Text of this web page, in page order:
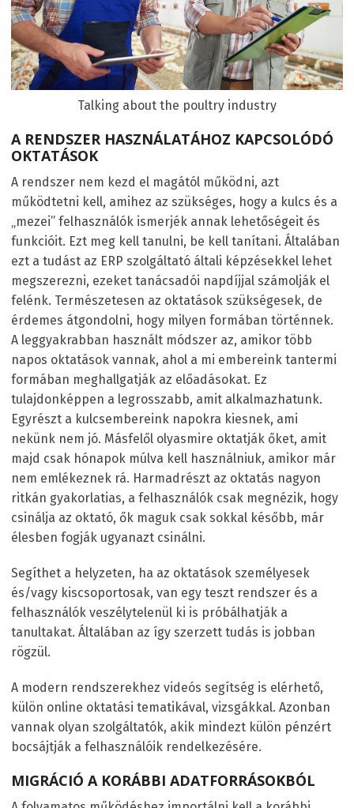
Talking about the poultry industry
A RENDSZER HASZNÁLATÁHOZ KAPCSOLÓDÓ
OKTATÁSOK
A rendszer nem kezd el magától működni, azt
működtetni kell, amihez az szükséges, hogy a kulcs és a
„mezei” felhasználók ismerjék annak lehetőségeit és
funkcióit. Ezt meg kell tanulni, be kell tanítani. Általában
ezt a tudást az ERP szolgáltató általi képzésekkel lehet
megszerezni, ezeket tanácsadói napdíjjal számolják el
felénk. Természetesen az oktatások szükségesek, de
érdemes átgondolni, hogy milyen formában történnek.
A leggyakrabban használt módszer az, amikor több
napos oktatások vannak, ahol a mi embereink tantermi
formában meghallgatják az előadásokat. Ez
tulajdonképpen a legrosszabb, amit alkalmazhatunk.
Egyrészt a kulcsembereink napokra kiesnek, ami
nekünk nem jó. Másfelől olyasmire oktatják őket, amit
majd csak hónapok múlva kell használniuk, amikor már
nem emlékeznek rá. Harmadrészt az oktatás nagyon
ritkán gyakorlatias, a felhasználók csak megnézik, hogy
csinálja az oktató, ők maguk csak sokkal később, már
élesben fogják ugyanazt csinálni.
Segíthet a helyzeten, ha az oktatások személyesek
és/vagy kiscsoportosak, van egy teszt rendszer és a
felhasználók veszélytelenül ki is próbálhatják a
tanultakat. Általában az így szerzett tudás is jobban
rögzül.
A modern rendszerekhez videós segítség is elérhető,
külön online oktatási tematikával, vizsgákkal. Azonban
vannak olyan szolgáltatók, akik mindezt külön pénzért
bocsájtják a felhasználóik rendelkezésére.
MIGRÁCIÓ A KORÁBBI ADATFORRÁSOKBÓL